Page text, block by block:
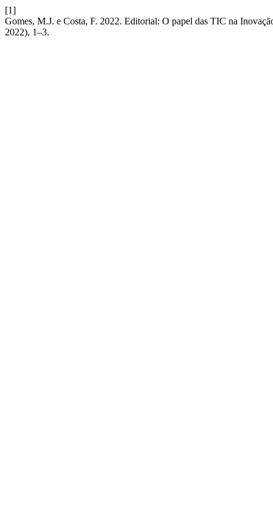
[1]
Gomes, M.J. e Costa, F. 2022. Editorial: O papel das TIC na
2022), 1–3.